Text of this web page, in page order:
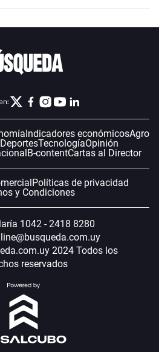
Indicadores económicosAgro
DeportesTecnologíaOpinión
B-contentCartas al Director
Políticas de privacidad
y Condiciones
1042 - 2418 8280
2024 Todos los
reservados